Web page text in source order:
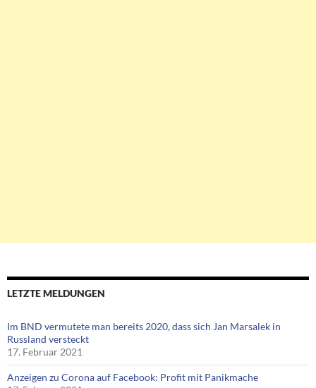
LETZTE MELDUNGEN
Im BND vermutete man bereits 2020, dass sich Jan Marsalek in
Russland versteckt
17. Februar 2021
Anzeigen zu Corona auf Facebook: Profit mit Panikmache